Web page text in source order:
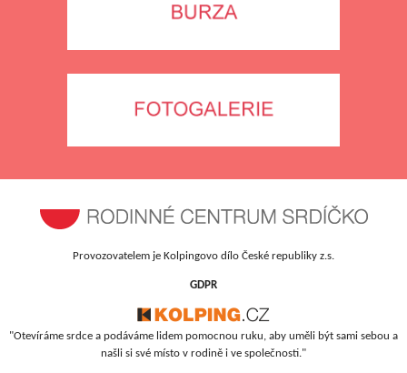
Provozovatelem je Kolpingovo dílo České republiky z.s.
GDPR
"Otevíráme srdce a podáváme lidem pomocnou ruku, aby uměli být sami sebou a
našli si své místo v rodině i ve společnosti."